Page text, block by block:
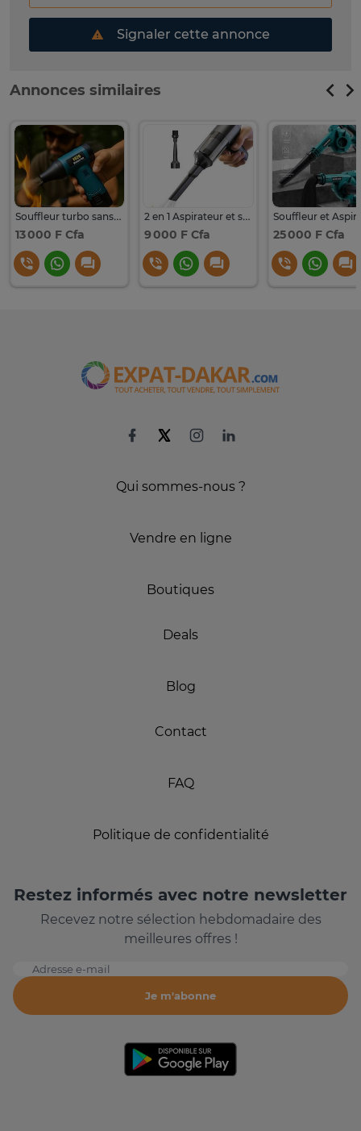
Signaler cette annonce
Annonces similaires
Souffleur turbo sans fil professionnel 12 V
13 000 F Cfa
2 en 1 Aspirateur et souffleur d'air portable sans fil
9 000 F Cfa 25 000 F Cfa
Qui sommes-nous ?
Vendre en ligne
Boutiques
Deals
Blog
Contact
FAQ
Politique de confidentialité
Restez informés avec notre newsletter
Recevez notre sélection hebdomadaire des
meilleures offres !
Adresse e-mail
Je m'abonne